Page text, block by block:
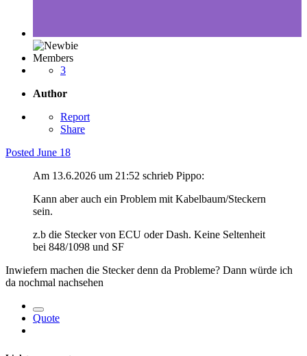
Members
3
Author
Report
Share
Posted June 18
Am 13.6.2026 um 21:52 schrieb Pippo:
Kann aber auch ein Problem mit Kabelbaum/Steckern
sein.
z.b die Stecker von ECU oder Dash. Keine Seltenheit
bei 848/1098 und SF
Inwiefern machen die Stecker denn da Probleme? Dann würde ich
da nochmal nachsehen
Quote